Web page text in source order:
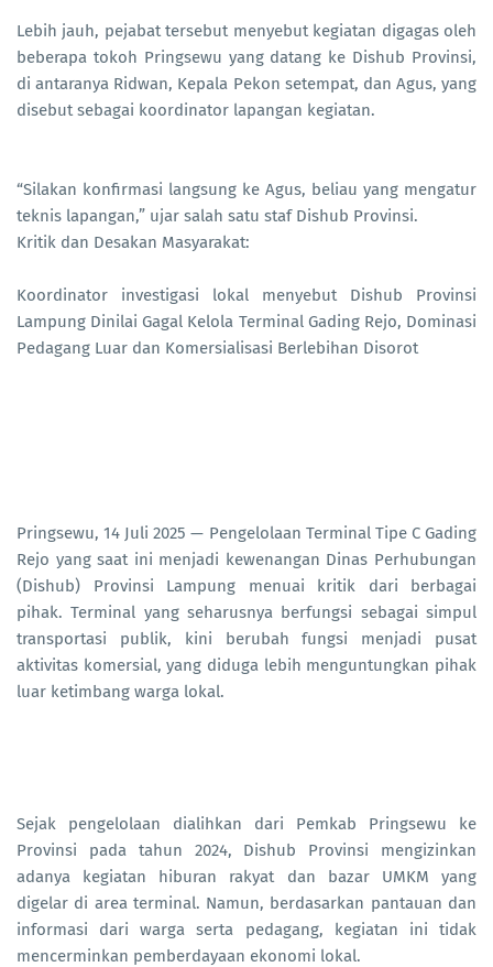
Lebih jauh, pejabat tersebut menyebut kegiatan digagas oleh
beberapa tokoh Pringsewu yang datang ke Dishub Provinsi,
di antaranya Ridwan, Kepala Pekon setempat, dan Agus, yang
disebut sebagai koordinator lapangan kegiatan.
“Silakan konfirmasi langsung ke Agus, beliau yang mengatur
teknis lapangan,” ujar salah satu staf Dishub Provinsi.
Kritik dan Desakan Masyarakat:
Koordinator investigasi lokal menyebut Dishub Provinsi
Lampung Dinilai Gagal Kelola Terminal Gading Rejo, Dominasi
Pedagang Luar dan Komersialisasi Berlebihan Disorot
Pringsewu, 14 Juli 2025 — Pengelolaan Terminal Tipe C Gading
Rejo yang saat ini menjadi kewenangan Dinas Perhubungan
(Dishub) Provinsi Lampung menuai kritik dari berbagai
pihak. Terminal yang seharusnya berfungsi sebagai simpul
transportasi publik, kini berubah fungsi menjadi pusat
aktivitas komersial, yang diduga lebih menguntungkan pihak
luar ketimbang warga lokal.
Sejak pengelolaan dialihkan dari Pemkab Pringsewu ke
Provinsi pada tahun 2024, Dishub Provinsi mengizinkan
adanya kegiatan hiburan rakyat dan bazar UMKM yang
digelar di area terminal. Namun, berdasarkan pantauan dan
informasi dari warga serta pedagang, kegiatan ini tidak
mencerminkan pemberdayaan ekonomi lokal.